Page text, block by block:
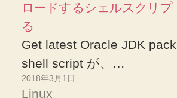
ロードするシェルスクリプ
る
Get latest Oracle JDK
shell script が、…
2018年3月1日
Linux